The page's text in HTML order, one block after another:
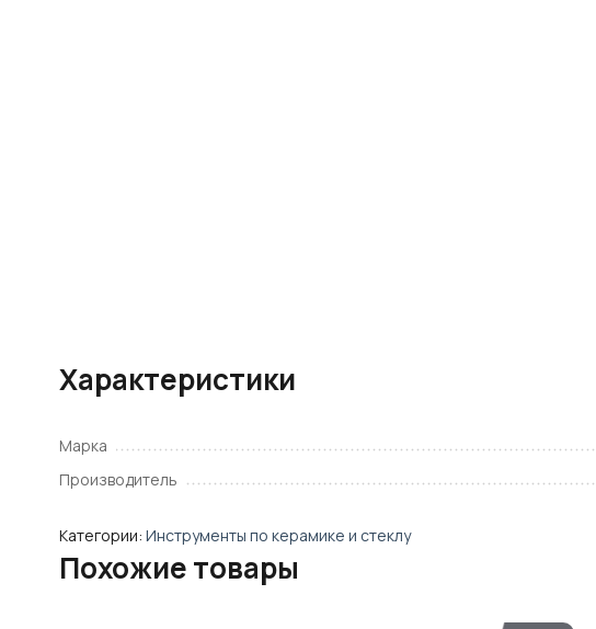
Характеристики
Марка
Производитель
Категории: Инструменты по керамике и стеклу
Похожие товары